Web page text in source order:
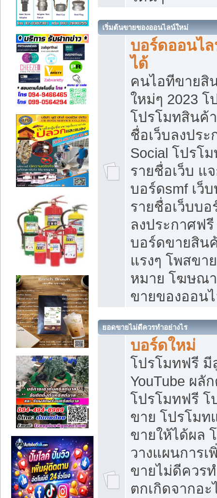
เริ่มต้นขายของออนไลน์ใหม่
บอร์ดออนไ
ได้
คนไอทีขายสิ
ใหม่ๆ 2023
โปรโมทสินค้
ชื่อเว็บลงปร
Social โปรโ
รายชื่อเว็บ แ
บอร์ดsmf เว็
รายชื่อเว็บบ
ลงประกาศฟรี
บอร์ดขายสิน
แรงๆ โพสขา
หมาย โฆษณ
ขายของออน
ยอดขายไม่ดีควรทำอย่างไร
บอร์ดใหม่
โปรโมทฟรี มี
YouTube ผลั
โปรโมทฟรี โ
ขาย โปรโมท
ขายให้ได้ผล
วางแผนการ
ขายไม่ดีควร
ตกเกิดจากอะ